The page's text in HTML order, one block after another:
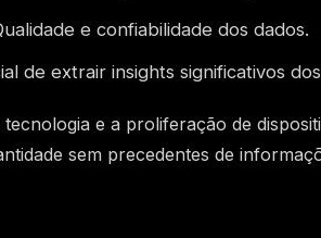
e confiabilidade dos dados.
de extrair insights significativos
e a proliferação de
sem precedentes de